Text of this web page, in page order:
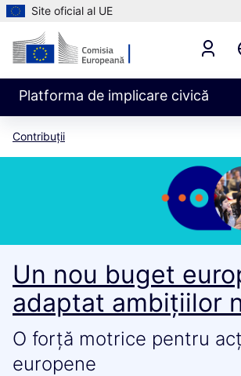
Site oficial al UE
Platforma de implicare civică
Contribuții
Un nou buget
adaptat ambițiilor
O forță motrice pentru
europene